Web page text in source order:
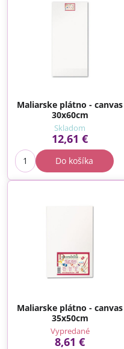
Maliarske plátno - canvas
30x60cm
Skladom
12,61 €
Do košíka
Maliarske plátno - canvas
35x50cm
Vypredané
8,61 €